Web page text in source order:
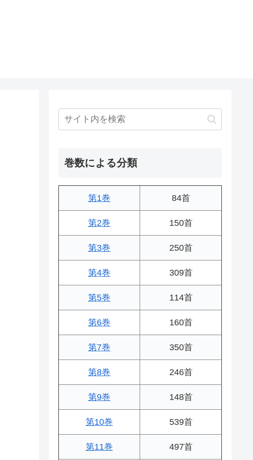
巻数による分類
第1巻 84首
第2巻 150首
第3巻 250首
第4巻 309首
第5巻 114首
第6巻 160首
第7巻 350首
第8巻 246首
第9巻 148首
第10巻 539首
第11巻 497首